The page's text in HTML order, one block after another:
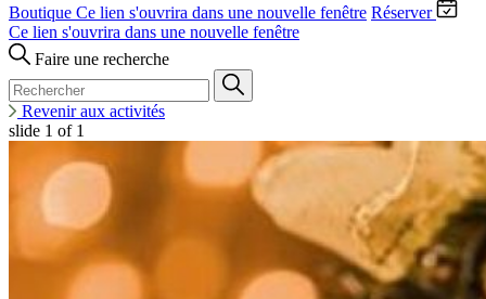
Boutique Ce lien s'ouvrira dans une nouvelle fenêtre Réserver
Ce lien s'ouvrira dans une nouvelle fenêtre
Faire une recherche
Revenir aux activités
slide 1 of 1